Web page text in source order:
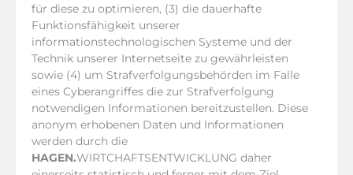
für diese zu optimieren, (3) die dauerhafte
Funktionsfähigkeit unserer
informationstechnologischen Systeme und der
Technik unserer Internetseite zu gewährleisten
sowie (4) um Strafverfolgungsbehörden im Falle
eines Cyberangriffes die zur Strafverfolgung
notwendigen Informationen bereitzustellen. Diese
anonym erhobenen Daten und Informationen
werden durch die
HAGEN.WIRTCHAFTSENTWICKLUNG daher